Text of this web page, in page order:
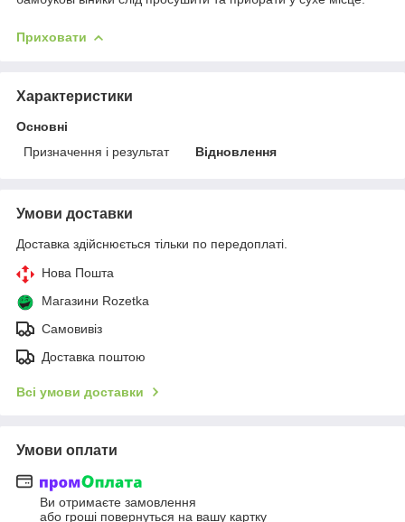
Приховати
Характеристики
Основні
Призначення і результат
Відновлення
Умови доставки
Доставка здійснюється тільки по передоплаті.
Нова Пошта
Магазини Rozetka
Самовивіз
Доставка поштою
Всі умови доставки
Умови оплати
Ви отримаєте замовлення
або гроші повернуться на вашу картку